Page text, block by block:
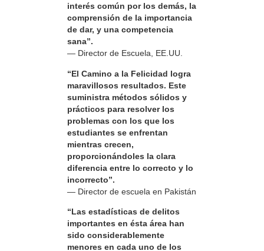
interés común por los demás, la
comprensión de la importancia
de dar, y una competencia
sana”.
— Director de Escuela, EE.UU.
“El Camino a la Felicidad logra
maravillosos resultados. Este
suministra métodos sólidos y
prácticos para resolver los
problemas con los que los
estudiantes se enfrentan
mientras crecen,
proporcionándoles la clara
diferencia entre lo correcto y lo
incorrecto”.
— Director de escuela en Pakistán
“Las estadísticas de delitos
importantes en ésta área han
sido considerablemente
menores en cada uno de los